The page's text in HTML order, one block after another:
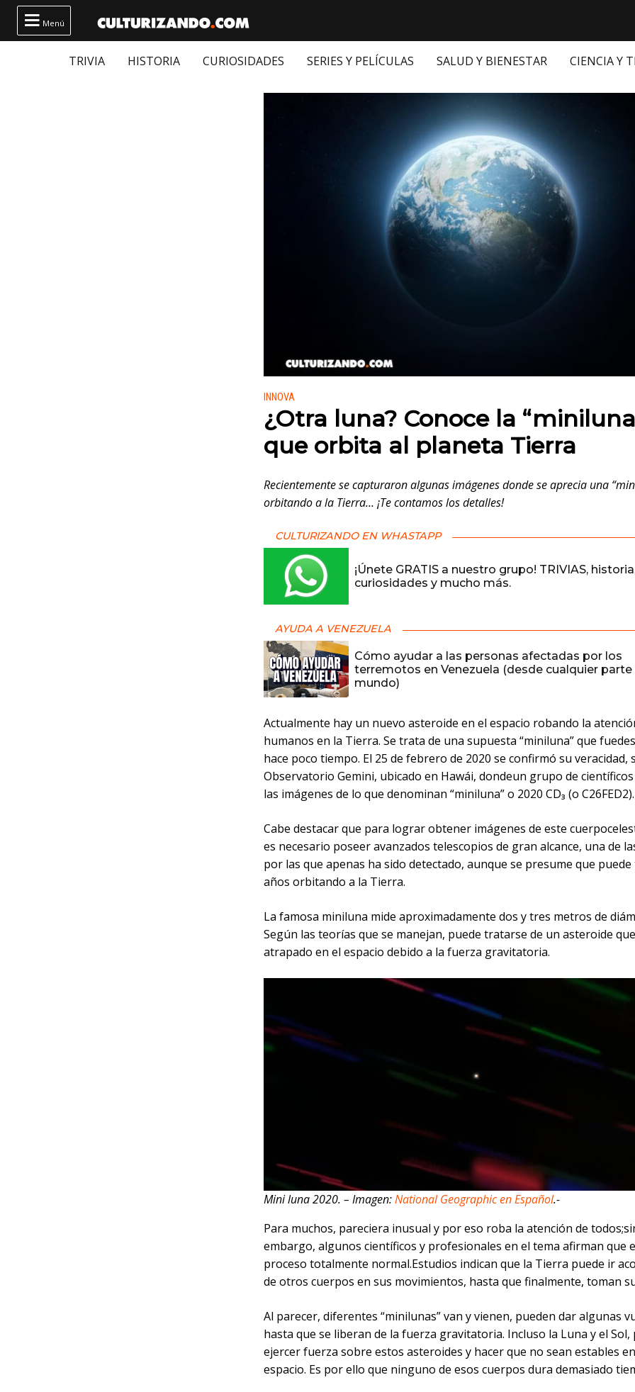
 Menú
TRIVIA HISTORIA CURIOSIDADES SERIES Y PELÍCULAS SALUD Y BIENESTAR CIENCIA Y
Publicado en:
INNOVA
¿Otra luna? Conoce la
que orbita al planeta Tierra
Recientemente se capturaron algunas imágenes donde se aprecia una
orbitando a la Tierra… ¡Te contamos los detalles!
CULTURIZANDO EN WHASTAPP
¡Únete GRATIS a nuestro grupo! TRIVIAS,
curiosidades y mucho más.
AYUDA A VENEZUELA
Cómo ayudar a las personas afectadas por los
terremotos en Venezuela (desde cualquier parte
mundo)
Actualmente hay un nuevo asteroide en el espacio robando la
humanos en la Tierra. Se trata de una supuesta “miniluna” que
hace poco tiempo. El 25 de febrero de 2020 se confirmó su veracidad,
Observatorio Gemini, ubicado en Hawái, dondeun grupo de
las imágenes de lo que denominan “miniluna” o 2020 CD₃ (o C26FED2).
Cabe destacar que para lograr obtener imágenes de este
es necesario poseer avanzados telescopios de gran alcance, una de
por las que apenas ha sido detectado, aunque se presume que
años orbitando a la Tierra.
La famosa miniluna mide aproximadamente dos y tres metros de
Según las teorías que se manejan, puede tratarse de un asteroide
atrapado en el espacio debido a la fuerza gravitatoria.
Mini luna 2020. – Imagen:National Geographic en Español.-
Para muchos, pareciera inusual y por eso roba la atención de
embargo, algunos científicos y profesionales en el tema afirman que
proceso totalmente normal.Estudios indican que la Tierra puede ir
de otros cuerpos en sus movimientos, hasta que finalmente, toman
Al parecer, diferentes “minilunas” van y vienen, pueden dar algunas
hasta que se liberan de la fuerza gravitatoria. Incluso la Luna y el Sol,
ejercer fuerza sobre estos asteroides y hacer que no sean estables
espacio. Es por ello que ninguno de esos cuerpos dura demasiado